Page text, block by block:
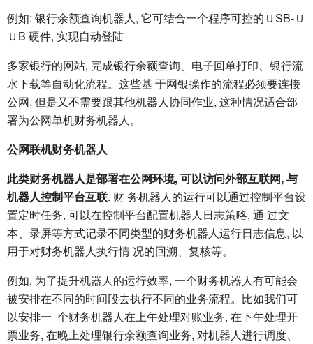
例如: 银行余额查询机器人, 它可结合一个程序可控的ＵSB-Ｕ
ＵB 硬件, 实现自动登陆
多家银行的网站, 完成银行余额查询、电子回单打印、银行流
水下载等自动化流程。这些基 于网银操作的流程必须要连接
公网, 但是又不需要跟其他机器人协同作业, 这种情况适合部
署为公网单机财务机器人。
公网联机财务机器人
此类财务机器人是部署在公网环境, 可以访问外部互联网, 与
机器人控制平台互联. 财 务机器人的运行可以通过控制平台设
置定时任务, 可以在控制平台配置机器人日志策略, 通 过文
本、录屏等方式记录不同类型的财务机器人运行日志信息, 以
用于对财务机器人执行情 况的回溯、复核等。
例如, 为了提升机器人的运行效率, 一个财务机器人有可能会
被安排在不同的时间段去执行不同的业务流程。比如我们可
以安排一 个财务机器人在上午处理对账业务, 在下午处理开
票业务, 在晚上处理银行余额查询业务, 对机器人进行调度、